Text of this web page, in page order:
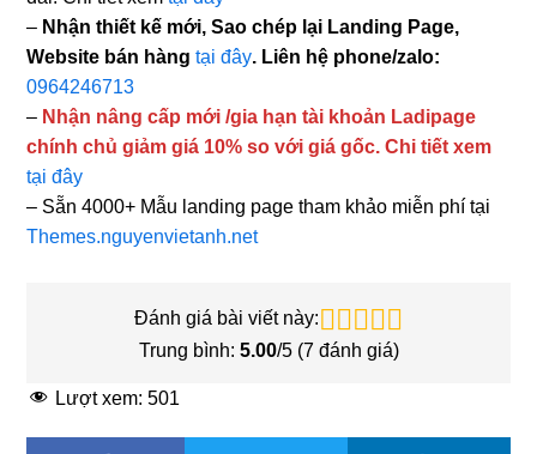
– Nhận thiết kế mới, Sao chép lại Landing Page,
Website bán hàngtại đây. Liên hệ phone/zalo:
0964246713
– Nhận nâng cấp mới /gia hạn tài khoản Ladipage
chính chủ giảm giá 10% so với giá gốc. Chi tiết xem
tại đây
– Sẵn 4000+ Mẫu landing page tham khảo miễn phí tại
Themes.nguyenvietanh.net
Đánh giá bài viết này:
Trung bình: 5.00/5 (7 đánh giá)
Lượt xem: 501